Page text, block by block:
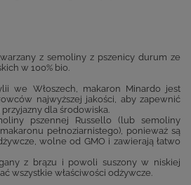
z semoliny z pszenicy durum ze
w 100% bio.
we Włoszech, makaron Minardo jest
najwyższej jakości, aby zapewnić
dla środowiska.
pszennej Russello (lub semoliny
pełnoziarnistego), ponieważ są
wolne od GMO i zawierają łatwo
z brązu i powoli suszony w niskiej
wszystkie właściwości odżywcze.